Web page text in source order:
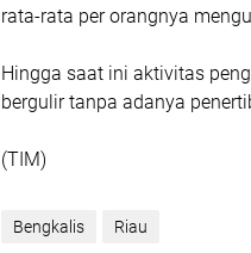
rata-rata per orangnya
Hingga saat ini aktivitas
bergulir tanpa adanya
(TIM)
Bengkalis Riau